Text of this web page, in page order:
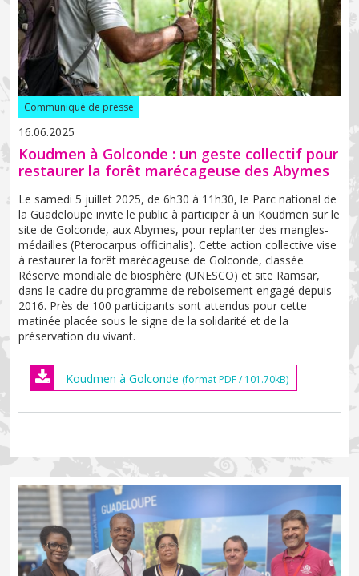
Communiqué de presse
16.06.2025
Koudmen à Golconde : un geste collectif pour
restaurer la forêt marécageuse des Abymes
Le samedi 5 juillet 2025, de 6h30 à 11h30, le Parc national de
la Guadeloupe invite le public à participer à un Koudmen sur le
site de Golconde, aux Abymes, pour replanter des mangles-
médailles (Pterocarpus officinalis). Cette action collective vise
à restaurer la forêt marécageuse de Golconde, classée
Réserve mondiale de biosphère (UNESCO) et site Ramsar,
dans le cadre du programme de reboisement engagé depuis
2016. Près de 100 participants sont attendus pour cette
matinée placée sous le signe de la solidarité et de la
préservation du vivant.
Koudmen à Golconde (format PDF / 101.70kB)